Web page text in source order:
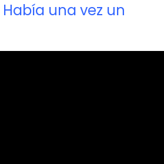
una vez un